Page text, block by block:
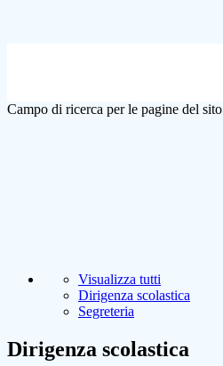
Campo di ricerca per le pagine del sito
Visualizza tutti
Dirigenza scolastica
Segreteria
Dirigenza scolastica